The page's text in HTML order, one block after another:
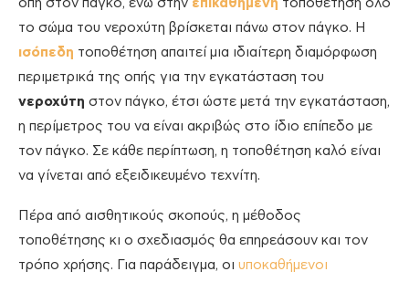
οπή στον πάγκο, ενώ στην επικαθήμενη τοποθέτηση όλο
το σώμα του νεροχύτη βρίσκεται πάνω στον πάγκο. Η
ισόπεδη τοποθέτηση απαιτεί μια ιδιαίτερη διαμόρφωση
περιμετρικά της οπής για την εγκατάσταση του
νεροχύτη στον πάγκο, έτσι ώστε μετά την εγκατάσταση,
η περίμετρος του να είναι ακριβώς στο ίδιο επίπεδο με
τον πάγκο. Σε κάθε περίπτωση, η τοποθέτηση καλό είναι
να γίνεται από εξειδικευμένο τεχνίτη.
Πέρα από αισθητικούς σκοπούς, η μέθοδος
τοποθέτησης κι ο σχεδιασμός θα επηρεάσουν και τον
τρόπο χρήσης. Για παράδειγμα, οι υποκαθήμενοι